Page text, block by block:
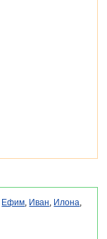
Ефим, Иван, Илона,